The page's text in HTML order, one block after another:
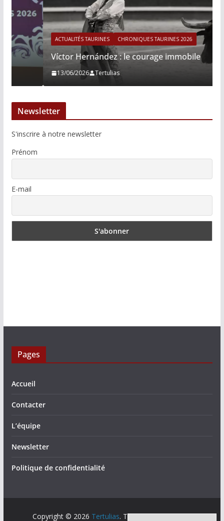
ACTUALITÉS TAURINES CHRONIQUES TAURINES 2026
Víctor Hernández : le courage immobile
13/06/2026 Tertulias
Newsletter
S'inscrire à notre newsletter
Prénom
E-mail
Pages
Accueil
Contacter
L’équipe
Newsletter
Politique de confidentialité
Copyright © 2026 Tertulias. Tous droits réservés.